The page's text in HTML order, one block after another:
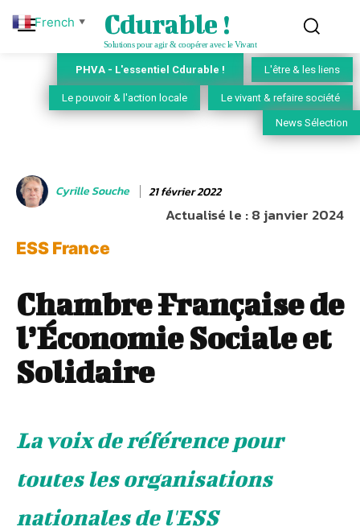
Cdurable !
Solutions pour agir & coopérer avec le Vivant
PHVA - L'essentiel Cdurable ! L'être & les liens
Le pouvoir & l'action locale Le vivant & refaire société
News Sélection
Cyrille Souche 21 février 2022
Actualisé le :8 janvier 2024
ESS France
Chambre Française de
l’Économie Sociale et
Solidaire
La voix de référence pour
toutes les organisations
nationales de l'ESS
French ▼